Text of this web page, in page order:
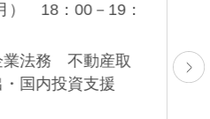
） 18：00－19：
業法務 不動産取
国内投資支援
11
業